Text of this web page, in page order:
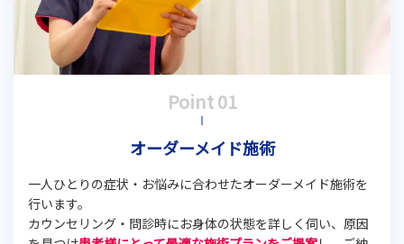
オーダーメイド施術
一人ひとりの症状・お悩みに合わせたオーダーメイド施術を
行います。
カウンセリング・問診時にお身体の状態を詳しく伺い、原因